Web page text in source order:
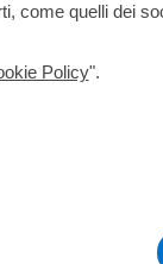
come quelli dei
Policy".